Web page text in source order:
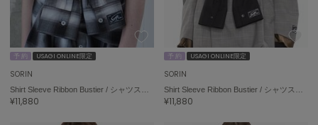
予 約 USAGI ONLINE限定
SORIN
¥11,880
予 約 USAGI ONLINE限定
SORIN
¥11,880